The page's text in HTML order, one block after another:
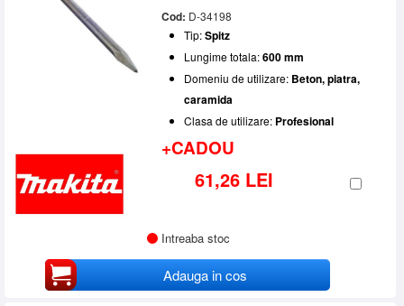
Cod: D-34198
Tip:Spitz
Lungime totala:600 mm
Domeniu de utilizare: Beton, piatra,
caramida
Clasa de utilizare: Profesional
+CADOU
61,26 LEI
Intreaba stoc
Adauga in cos